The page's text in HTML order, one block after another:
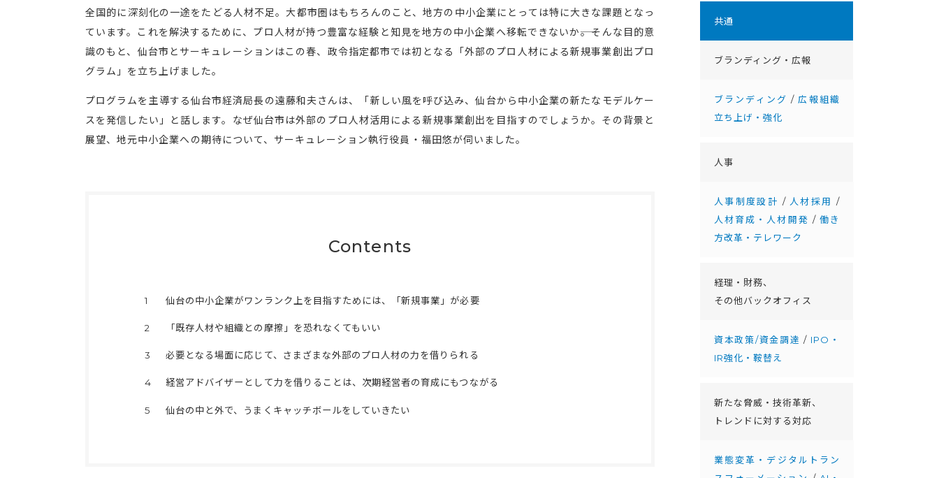
全国的に深刻化の一途をたどる人材不足。大都市圏はもちろんのこと、地方の中小企業にとっては特に大きな課題となっ
ています。これを解決するために、プロ人材が持つ豊富な経験と知見を地方の中小企業へ移転できないか――。そんな目的意
識のもと、仙台市とサーキュレーションはこの春、政令指定都市では初となる「外部のプロ人材による新規事業創出プロ
グラム」を立ち上げました。
プログラムを主導する仙台市経済局長の遠藤和夫さんは、「新しい風を呼び込み、仙台から中小企業の新たなモデルケー
スを発信したい」と話します。なぜ仙台市は外部のプロ人材活用による新規事業創出を目指すのでしょうか。その背景と
展望、地元中小企業への期待について、サーキュレーション執行役員・福田悠が伺いました。
Contents
1 仙台の中小企業がワンランク上を目指すためには、「新規事業」が必要
2 「既存人材や組織との摩擦」を恐れなくてもいい
3 必要となる場面に応じて、さまざまな外部のプロ人材の力を借りられる
4 経営アドバイザーとして力を借りることは、次期経営者の育成にもつながる
5 仙台の中と外で、うまくキャッチボールをしていきたい
共通
ブランディング・広報
ブランディング /広報組織
立ち上げ・強化
人事
人事制度設計 / 人材採用 /
人材育成・人材開発 / 働き
方改革・テレワーク
経理・財務、
その他バックオフィス
資本政策/資金調達 / IPO・
IR強化・鞍替え
新たな脅威・技術革新、
トレンドに対する対応
業態変革・デジタルトラン